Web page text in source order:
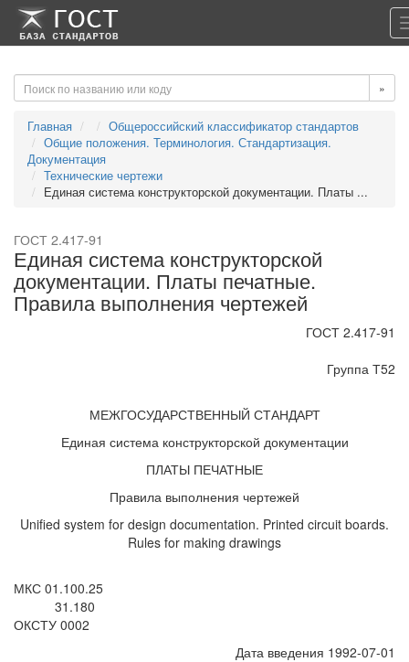
-->-->
»
Главная
Общероссийский классификатор стандартов
Общие положения. Терминология. Стандартизация.
Документация
Технические чертежи
Единая система конструкторской документации. Платы ...
ГОСТ 2.417-91
Единая система конструкторской
документации. Платы печатные.
Правила выполнения чертежей
ГОСТ 2.417-91
Группа Т52
МЕЖГОСУДАРСТВЕННЫЙ СТАНДАРТ
Единая система конструкторской документации
ПЛАТЫ ПЕЧАТНЫЕ
Правила выполнения чертежей
Unified system for design documentation. Printed circuit boards.
Rules for making drawings
МКС 01.100.25
31.180
ОКСТУ 0002
Дата введения 1992-07-01